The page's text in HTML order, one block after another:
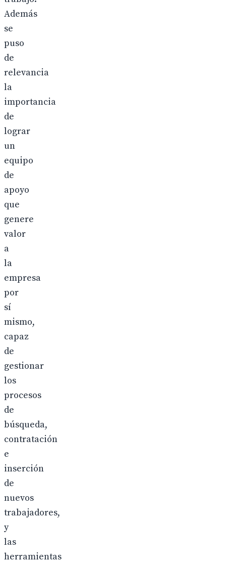
Además
se
puso
de
relevancia
la
importancia
de
lograr
un
equipo
de
apoyo
que
genere
valor
a
la
empresa
por
sí
mismo,
capaz
de
gestionar
los
procesos
de
búsqueda,
contratación
e
inserción
de
nuevos
trabajadores,
y
las
herramientas